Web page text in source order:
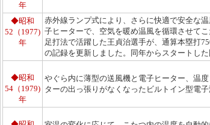
年
◆昭和
52（ 1977)
年
赤外線ランプ式により、さらに快適で安全な
子ヒーターで、空気を暖め温風を循環させて
足打法で活躍した王貞治選手が、通算本塁打
の記録を更新しました。同年からスタートし
◆昭和
54（ 1979)
年
やぐら内に薄型の送風機と電子ヒーター、温
ターの出っ張りがなくなったビルトイン型電